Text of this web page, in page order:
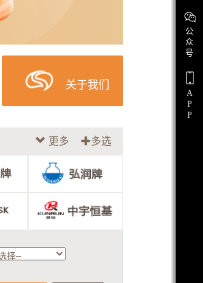
关于我们
更多 多选
公
众
号
A
P
P